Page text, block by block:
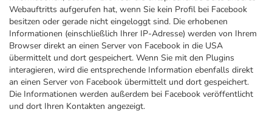
Webauftritts aufgerufen hat, wenn Sie kein Profil bei Facebook
besitzen oder gerade nicht eingeloggt sind. Die erhobenen
Informationen (einschließlich Ihrer IP-Adresse) werden von Ihrem
Browser direkt an einen Server von Facebook in die USA
übermittelt und dort gespeichert. Wenn Sie mit den Plugins
interagieren, wird die entsprechende Information ebenfalls direkt
an einen Server von Facebook übermittelt und dort gespeichert.
Die Informationen werden außerdem bei Facebook veröffentlicht
und dort Ihren Kontakten angezeigt.